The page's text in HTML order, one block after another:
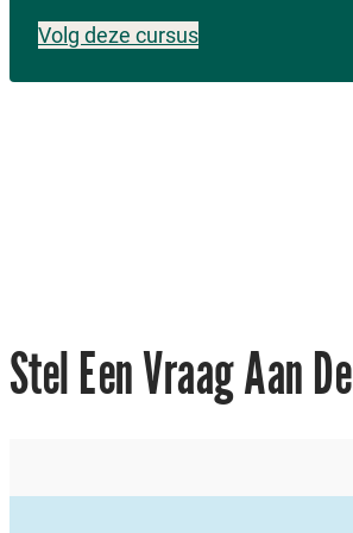
Volg deze cursus
Stel Een Vraag Aan